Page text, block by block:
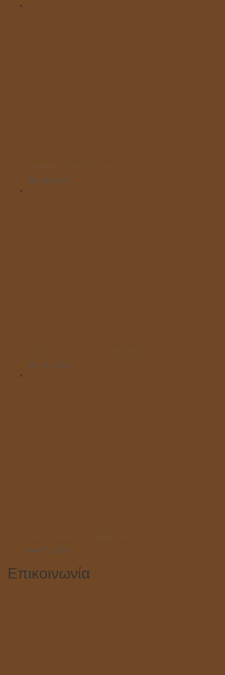
Οκτ 28, 2025
Οκτ 25, 2025
Ιούλ 7, 2025
Επικοινωνία